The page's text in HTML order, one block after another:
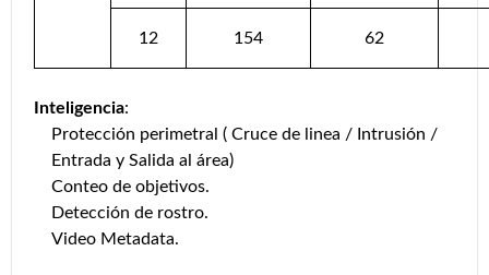
12 154 62
Inteligencia:
Protección perimetral ( Cruce de linea / Intrusión /
Entrada y Salida al área)
Conteo de objetivos.
Detección de rostro.
Video Metadata.